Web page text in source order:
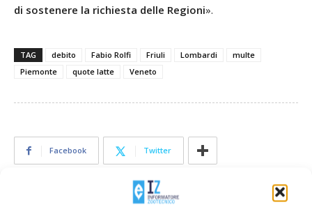
di sostenere la richiesta delle Regioni».
TAG debito Fabio Rolfi Friuli Lombardi
multe
Piemonte
quote latte Veneto
Facebook Twitter